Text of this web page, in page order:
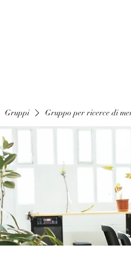
Gruppi Gruppo per ricerce di